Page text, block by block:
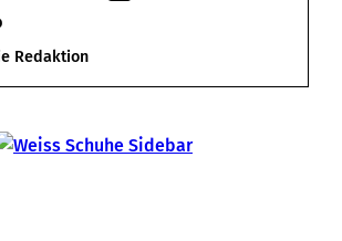
Redaktion